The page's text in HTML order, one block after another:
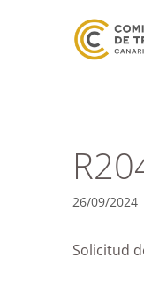
26/09/2024
Solicitud